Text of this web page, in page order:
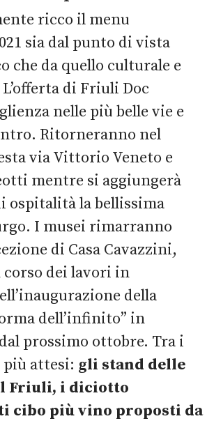
ricco il menu
sia dal punto di vista
che da quello culturale e
di Friuli Doc
nelle più belle vie e
Ritorneranno nel
via Vittorio Veneto e
mentre si aggiungerà
ospitalità la bellissima
I musei rimarranno
di Casa Cavazzini,
corso dei lavori in
della
dell’infinito” in
prossimo ottobre. Tra i
attesi: gli stand delle
Friuli, i diciotto
cibo più vino proposti da